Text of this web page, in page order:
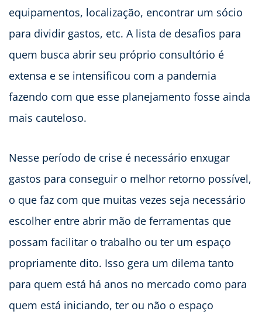
equipamentos, localização, encontrar um sócio
para dividir gastos, etc. A lista de desafios para
quem busca abrir seu próprio consultório é
extensa e se intensificou com a pandemia
fazendo com que esse planejamento fosse ainda
mais cauteloso.
Nesse período de crise é necessário enxugar
gastos para conseguir o melhor retorno possível,
o que faz com que muitas vezes seja necessário
escolher entre abrir mão de ferramentas que
possam facilitar o trabalho ou ter um espaço
propriamente dito. Isso gera um dilema tanto
para quem está há anos no mercado como para
quem está iniciando, ter ou não o espaço